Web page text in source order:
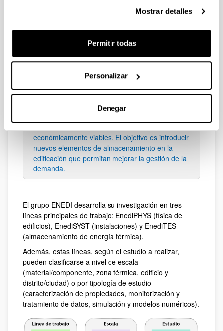
Mostrar detalles
Permitir todas
Personalizar
Denegar
materiales de cambio de fase destinados al
desarrollo de soluciones de almacenamiento de
energía térmica (Thermal Energy Storage) en
edificación mediante elementos compactos y
económicamente viables. El objetivo es introducir
nuevos elementos de almacenamiento en la
edificación que permitan mejorar la gestión de la
demanda.
El grupo ENEDI desarrolla su investigación en tres
líneas principales de trabajo: EnediPHYS (física de
edificios), EnediSYST (instalaciones) y EnediTES
(almacenamiento de energía térmica).
Además, estas líneas, según el estudio a realizar,
pueden clasificarse a nivel de escala
(material/componente, zona térmica, edificio y
distrito/ciudad) o por tipología de estudio
(caracterización de propiedades, monitorización y
tratamiento de datos, simulación y modelos numéricos).